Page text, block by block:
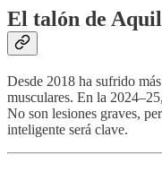
El talón de
Desde 2018 ha sufrido
musculares. En la
No son lesiones graves,
inteligente será clave.